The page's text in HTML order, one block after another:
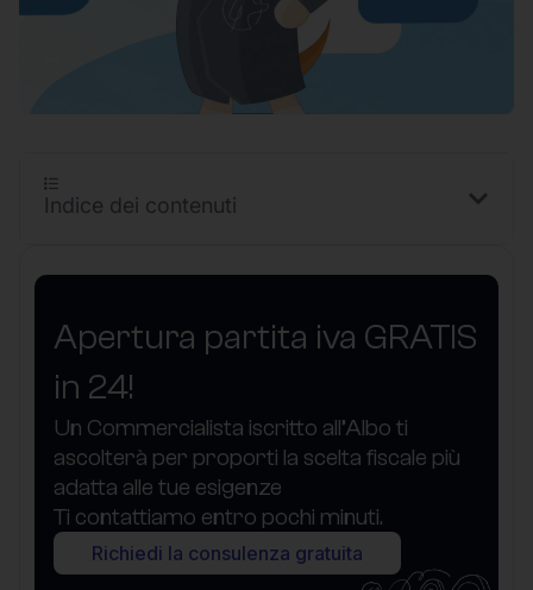
Apertura partita iva GRATIS
in 24!
Un Commercialista iscritto all’Albo ti
ascolterà per proporti la scelta fiscale più
adatta alle tue esigenze
Ti contattiamo entro pochi minuti.
Richiedi la consulenza gratuita
Indice dei contenuti